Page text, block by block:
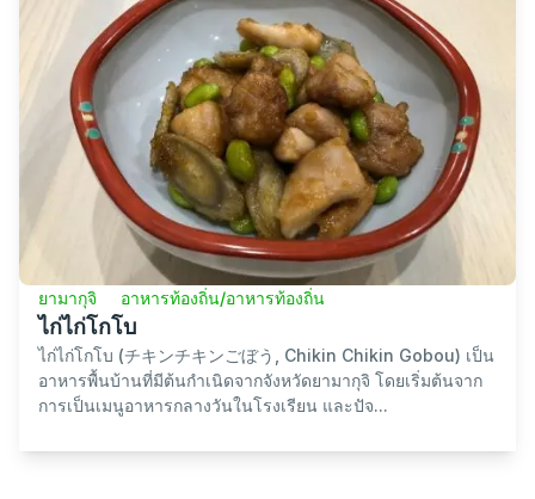
ยามากุจิ อาหารท้องถิ่น/อาหารท้องถิ่น
ไก่ไก่โกโบ
ไก่ไก่โกโบ (チキンチキンごぼう, Chikin Chikin Gobou) เป็น
อาหารพื้นบ้านที่มีต้นกำเนิดจากจังหวัดยามากุจิ โดยเริ่มต้นจาก
การเป็นเมนูอาหารกลางวันในโรงเรียน และปัจ...